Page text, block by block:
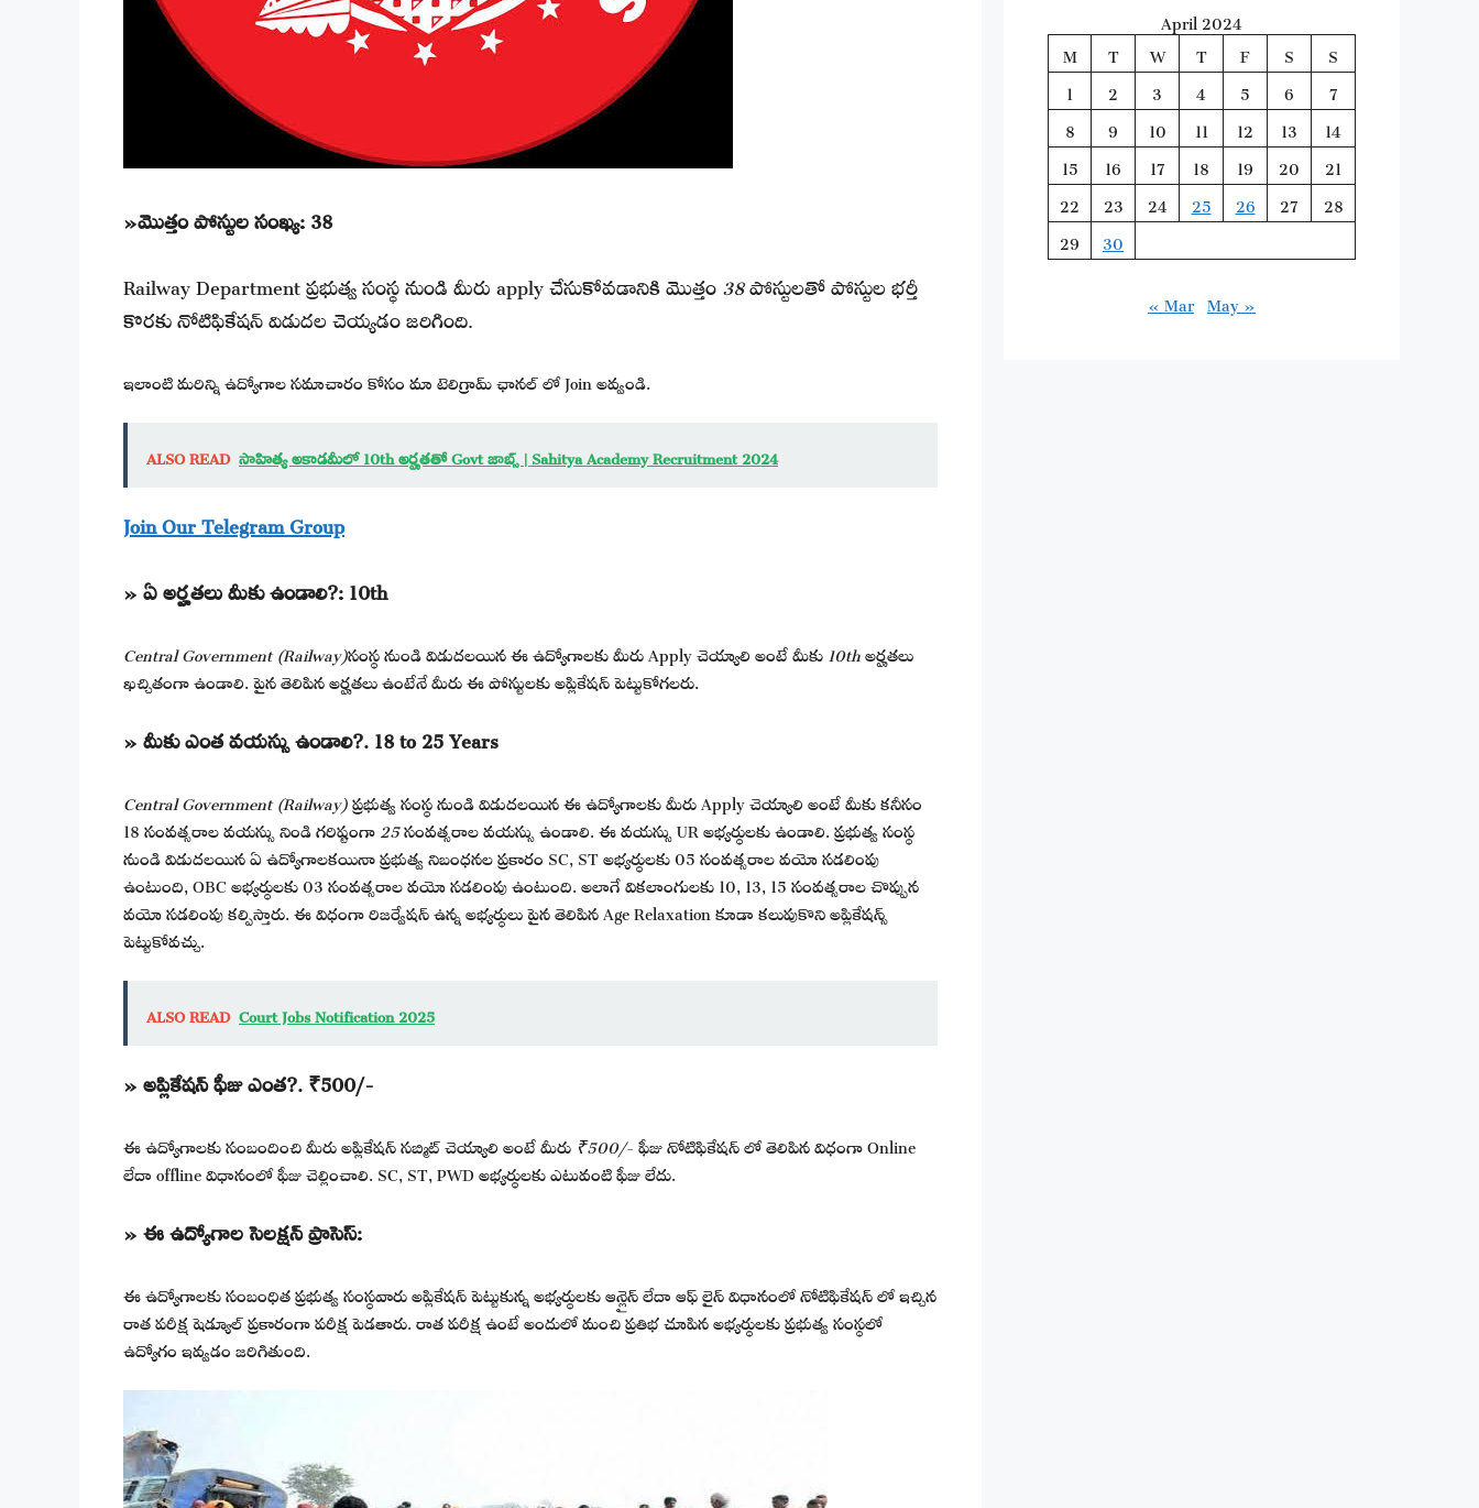
»మొత్తం పోస్టుల సంఖ్య:38
Railway Department ప్రభుత్వ సంస్థ నుండి మీరు apply చేసుకోవడానికి మొత్తం38పోస్టులతో పోస్టుల భర్తీ
కొరకు నోటిఫికేషన్ విడుదల చెయ్యడం జరిగింది.
ఇలాంటి మరిన్ని ఉద్యోగాల సమాచారం కోసం మా టెలిగ్రామ్ ఛానల్ లో Join అవ్వండి.
ALSO READ సాహిత్య అకాడమీలో 10th అర్హతతో Govt జాబ్స్ | Sahitya Academy Recruitment 2024
Join Our Telegram Group
» ఏ అర్హతలు మీకు ఉండాలి?:10th
Central Government (Railway)సంస్థ నుండి విడుదలయిన ఈ ఉద్యోగాలకు మీరు Apply చెయ్యాలి అంటే మీకు10thఅర్హతలు
ఖచ్చితంగా ఉండాలి. పైన తెలిపిన అర్హతలు ఉంటేనే మీరు ఈ పోస్టులకు అప్లికేషన్ పెట్టుకోగలరు.
» మీకు ఎంత వయస్సు ఉండాలి?.18 to 25 Years
Central Government (Railway)ప్రభుత్వ సంస్థ నుండి విడుదలయిన ఈ ఉద్యోగాలకు మీరు Apply చెయ్యాలి అంటే మీకు కనీసం
18 సంవత్సరాల వయస్సు నిండి గరిష్టంగా25సంవత్సరాల వయస్సు ఉండాలి. ఈ వయస్సు UR అభ్యర్థులకు ఉండాలి. ప్రభుత్వ సంస్థ
నుండి విడుదలయిన ఏ ఉద్యోగాలకయినా ప్రభుత్వ నిబంధనల ప్రకారం SC, ST అభ్యర్థులకు 05 సంవత్సరాల వయో సడలింపు
ఉంటుంది, OBC అభ్యర్థులకు 03 సంవత్సరాల వయో సడలింపు ఉంటుంది. అలాగే వికలాంగులకు 10, 13, 15 సంవత్సరాల చొప్పున
వయో సడలింపు కల్పిస్తారు. ఈ విధంగా రిజర్వేషన్ ఉన్న అభ్యర్థులు పైన తెలిపిన Age Relaxation కూడా కలుపుకొని అప్లికేషన్స్
పెట్టుకోవచ్చు.
ALSO READ Court Jobs Notification 2025
» అప్లికేషన్ ఫీజు ఎంత?.₹500/-
ఈ ఉద్యోగాలకు సంబందించి మీరు అప్లికేషన్ సబ్మిట్ చెయ్యాలి అంటే మీరు₹500/-ఫీజు నోటిఫికేషన్ లో తెలిపిన విధంగా Online
లేదా offline విధానంలో ఫీజు చెల్లించాలి. SC, ST, PWD అభ్యర్థులకు ఎటువంటి ఫీజు లేదు.
» ఈ ఉద్యోగాల సెలక్షన్ ప్రాసెస్:
ఈ ఉద్యోగాలకు సంబంధిత ప్రభుత్వ సంస్థవారు అప్లికేషన్ పెట్టుకున్న అభ్యర్థులకు ఆన్లైన్ లేదా ఆఫ్ లైన్ విధానంలో నోటిఫికేషన్ లో ఇచ్చిన
రాత పరీక్ష షెడ్యూల్ ప్రకారంగా పరీక్ష పెడతారు. రాత పరీక్ష ఉంటే అందులో మంచి ప్రతిభ చూపిన అభ్యర్థులకు ప్రభుత్వ సంస్థలో
ఉద్యోగం ఇవ్వడం జరిగితుంది.
April 2024
M
T W T F S
S
1
2 3 4 5 6
7
8
9 10 11 12 13
14
15
16 17 18 19 20
21
22
23 24 25 26 27
28
29
30
« Mar May »